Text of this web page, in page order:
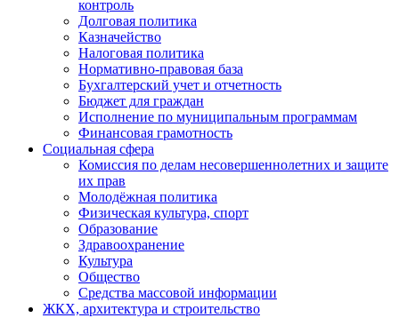
контроль
Долговая политика
Казначейство
Налоговая политика
Нормативно-правовая база
Бухгалтерский учет и отчетность
Бюджет для граждан
Исполнение по муниципальным программам
Финансовая грамотность
Социальная сфера
Комиссия по делам несовершеннолетних и защите
их прав
Молодёжная политика
Физическая культура, спорт
Образование
Здравоохранение
Культура
Общество
Средства массовой информации
ЖКХ, архитектура и строительство